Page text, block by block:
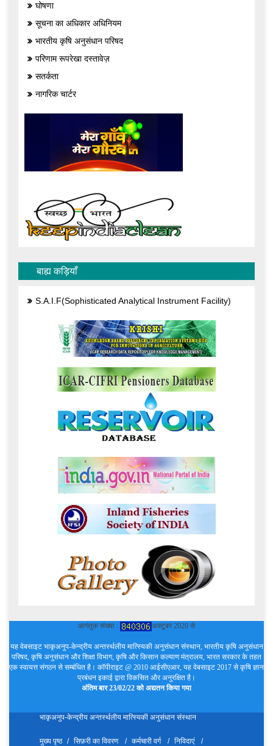
घोषणा
सूचना का अधिकार अधिनियम
भारतीय कृषि अनुसंधान परिषद
परिणाम रूपरेखा दस्तावेज़
सतर्कता
नागरिक चार्टर
बाह्य कड़ियाँ
S.A.I.F(Sophisticated Analytical Instrument Facility)
आगंतुक संख्या : अक्टूबर 2020 से
यह वेबसाइट भाकृअनुप-केन्द्रीय अन्तर्स्थलीय मात्स्यिकी अनुसंधान संस्थान, भारतीय कृषि अनुसंधान
परिषद, कृषि अनुसंधान और शिक्षा विभाग, कृषि और किसान कल्याण मंत्रालय, भारत सरकार के तहत
एक स्वायत्त संगठन से सम्बंधित है। कॉपीराइट @ 2010 आईसीएआर, यह वेबसाइट 2017 से कृषि ज्ञान
प्रबंधन इकाई द्वारा विकसित और अनुरक्षित है।
अंतिम बार 23/02/22 को अद्यतन किया गया
भाकृअनुप-केन्द्रीय अन्तर्स्थलीय मात्स्यिकी अनुसंधान संस्थान
मुख्य पृष्ठ सिफ़री का विवरण कर्मचारी वर्ग निविदाएं